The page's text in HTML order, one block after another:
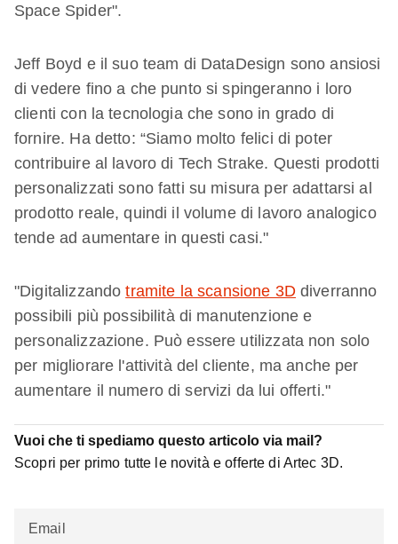
Space Spider".
Jeff Boyd e il suo team di DataDesign sono ansiosi
di vedere fino a che punto si spingeranno i loro
clienti con la tecnologia che sono in grado di
fornire. Ha detto: “Siamo molto felici di poter
contribuire al lavoro di Tech Strake. Questi prodotti
personalizzati sono fatti su misura per adattarsi al
prodotto reale, quindi il volume di lavoro analogico
tende ad aumentare in questi casi."
"Digitalizzandotramite la scansione 3Ddiverranno
possibili più possibilità di manutenzione e
personalizzazione. Può essere utilizzata non solo
per migliorare l'attività del cliente, ma anche per
aumentare il numero di servizi da lui offerti."
Vuoi che ti spediamo questo articolo via mail?
Scopri per primo tutte le novità e offerte di Artec 3D.
Email